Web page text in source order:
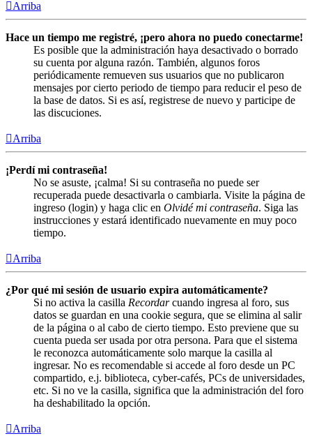
Arriba
Hace un tiempo me registré, ¡pero ahora no puedo conectarme!
Es posible que la administración haya desactivado o borrado
su cuenta por alguna razón. También, algunos foros
periódicamente remueven sus usuarios que no publicaron
mensajes por cierto periodo de tiempo para reducir el peso de
la base de datos. Si es así, registrese de nuevo y participe de
las discuciones.
Arriba
¡Perdí mi contraseña!
No se asuste, ¡calma! Si su contraseña no puede ser
recuperada puede desactivarla o cambiarla. Visite la página de
ingreso (login) y haga clic en Olvidé mi contraseña. Siga las
instrucciones y estará identificado nuevamente en muy poco
tiempo.
Arriba
¿Por qué mi sesión de usuario expira automáticamente?
Si no activa la casilla Recordarcuando ingresa al foro, sus
datos se guardan en una cookie segura, que se elimina al salir
de la página o al cabo de cierto tiempo. Esto previene que su
cuenta pueda ser usada por otra persona. Para que el sistema
le reconozca automáticamente solo marque la casilla al
ingresar. No es recomendable si accede al foro desde un PC
compartido, e.j. biblioteca, cyber-cafés, PCs de universidades,
etc. Si no ve la casilla, significa que la administración del foro
ha deshabilitado la opción.
Arriba